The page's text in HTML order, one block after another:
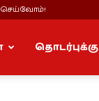
செய்வோம்!
தொடர்புக்கு